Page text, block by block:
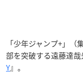
「少年ジャンプ+」
部を突破する遠藤達
Y』。